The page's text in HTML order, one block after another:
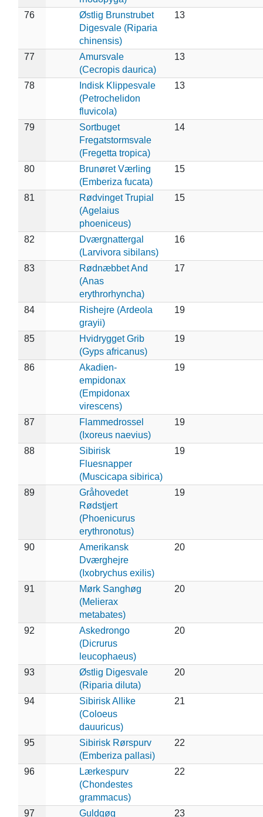
76
Østlig Brunstrubet
Digesvale (Riparia
chinensis)
13
77
Amursvale
(Cecropis daurica)
13
78
Indisk Klippesvale
(Petrochelidon
fluvicola)
13
79
Sortbuget
Fregatstormsvale
(Fregetta tropica)
14
80
Brunøret Værling
(Emberiza fucata)
15
81
Rødvinget Trupial
(Agelaius
phoeniceus)
15
82
Dværgnattergal
(Larvivora sibilans)
16
83
Rødnæbbet And
(Anas
erythrorhyncha)
17
84
Rishejre (Ardeola
grayii)
19
85
Hvidrygget Grib
(Gyps africanus)
19
86
Akadien-
empidonax
(Empidonax
virescens)
19
87
Flammedrossel
(Ixoreus naevius)
19
88
Sibirisk
Fluesnapper
(Muscicapa sibirica)
19
89
Gråhovedet
Rødstjert
(Phoenicurus
erythronotus)
19
90
Amerikansk
Dværghejre
(Ixobrychus exilis)
20
91
Mørk Sanghøg
(Melierax
metabates)
20
92
Askedrongo
(Dicrurus
leucophaeus)
20
93
Østlig Digesvale
(Riparia diluta)
20
94
Sibirisk Allike
(Coloeus
dauuricus)
21
95
Sibirisk Rørspurv
(Emberiza pallasi)
22
96
Lærkespurv
(Chondestes
grammacus)
22
97 Guldgøg 23